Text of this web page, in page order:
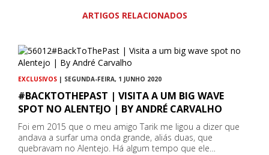
ARTIGOS RELACIONADOS
EXCLUSIVOS | SEGUNDA-FEIRA, 1 JUNHO 2020
#BACKTOTHEPAST | VISITA A UM BIG WAVE
SPOT NO ALENTEJO | BY ANDRÉ CARVALHO
Foi em 2015 que o meu amigo Tarik me ligou a dizer que
andava a surfar uma onda grande, aliás duas, que
quebravam no Alentejo. Há algum tempo que ele…